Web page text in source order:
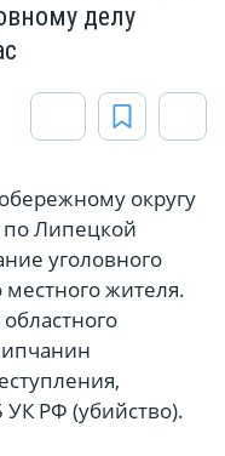
делу
округу
по Липецкой
уголовного
жителя.
УК РФ (убийство).